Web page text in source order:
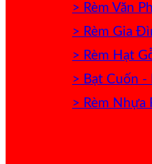
> Rèm Văn
> Rèm Gia
> Rèm Hạt
> Bạt Cuốn -
> Rèm Nhựa